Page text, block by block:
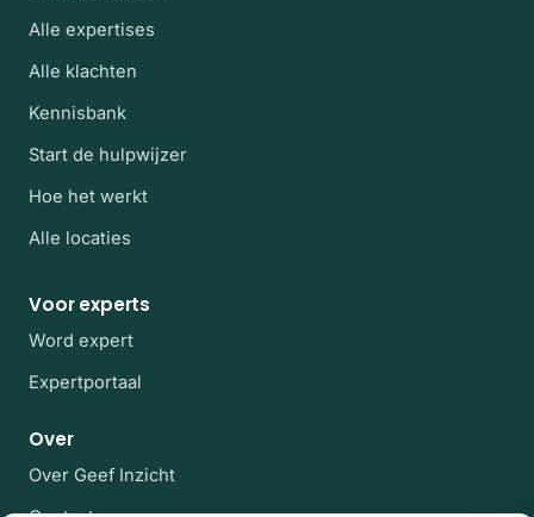
Alle expertises
Alle klachten
Kennisbank
Start de hulpwijzer
Hoe het werkt
Alle locaties
Voor experts
Word expert
Expertportaal
Over
Over Geef Inzicht